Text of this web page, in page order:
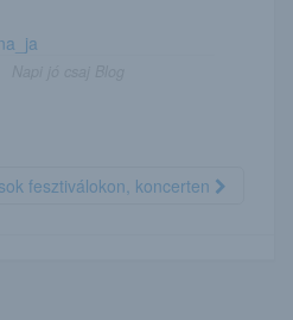
fesztiválokon, koncerten